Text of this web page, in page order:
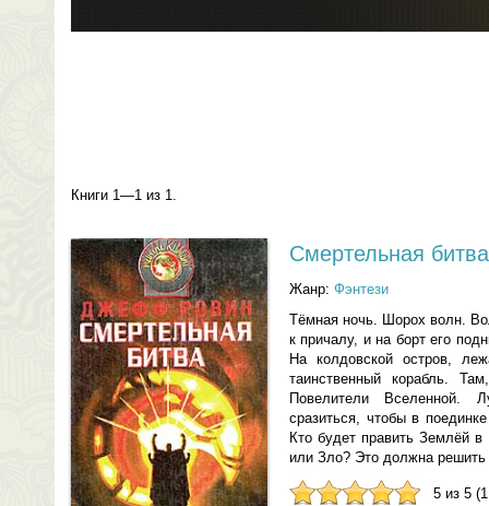
Книги 1—1 из 1.
Смертельная битва
Жанр: Фэнтези
Тёмная ночь. Шорох волн.
к причалу, и на борт его
На колдовской остров,
таинственный корабль.
Повелители Вселенной.
сразиться, чтобы в
Кто будет править Землёй
или Зло? Это должна решить
5 из 5